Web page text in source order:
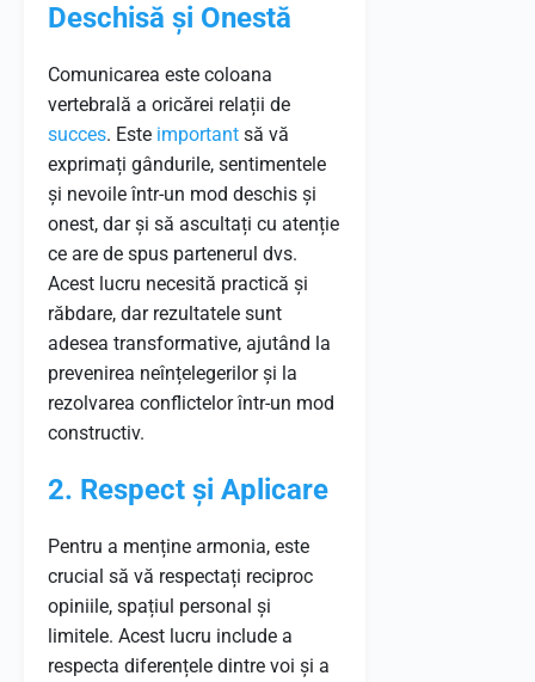
Deschisă și Onestă
Comunicarea este coloana
vertebrală a oricărei relații de
succes. Este important să vă
exprimați gândurile, sentimentele
și nevoile într-un mod deschis și
onest, dar și să ascultați cu atenție
ce are de spus partenerul dvs.
Acest lucru necesită practică și
răbdare, dar rezultatele sunt
adesea transformative, ajutând la
prevenirea neînțelegerilor și la
rezolvarea conflictelor într-un mod
constructiv.
2. Respect și Aplicare
Pentru a menține armonia, este
crucial să vă respectați reciproc
opiniile, spațiul personal și
limitele. Acest lucru include a
respecta diferențele dintre voi și a